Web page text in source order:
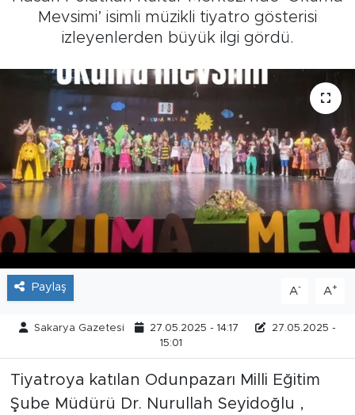
Mevsimi’ isimli müzikli tiyatro gösterisi
izleyenlerden büyük ilgi gördü.
Paylaş A- A+
Sakarya Gazetesi 27.05.2025 - 14:17
27.05.2025 -
15:01
Tiyatroya katılan Odunpazarı Milli Eğitim
Şube Müdürü Dr. Nurullah Seyidoğlu ,
Spor
Kültür Sanat
Tarihçe
Resmi İlanlar
Söyleşi
Teknoloji
Tüm Manşetler
Haber Arşivi